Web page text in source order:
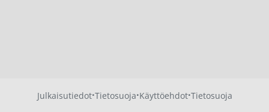
Julkaisutiedot·Tietosuoja·Käyttöehdot·Tietosuoja